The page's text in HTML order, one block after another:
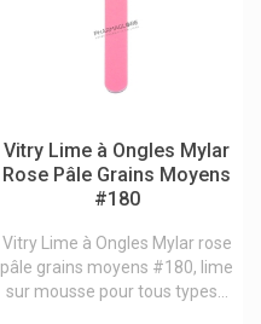
Vitry Lime à Ongles Mylar
Rose Pâle Grains Moyens
#180
Vitry Lime à Ongles Mylar rose
pâle grains moyens #180, lime
sur mousse pour tous types...